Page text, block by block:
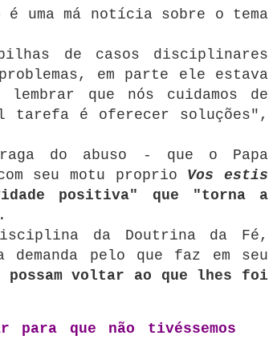
uma má notícia sobre o tema
de casos disciplinares
em parte ele estava
que nós cuidamos de
tarefa é oferecer soluções",
do abuso - que o Papa
seu motu proprio Vos estis
positiva" que "torna a
.
da Doutrina da Fé,
demanda pelo que faz em seu
possam voltar ao que lhes foi
para que não tivéssemos